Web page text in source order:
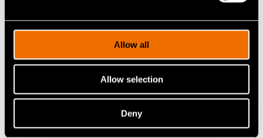
Allow all
Allow selection
Deny